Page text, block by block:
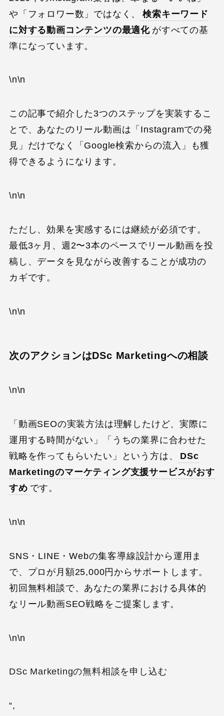
や「フォロワー数」ではなく、
検索キーワード
に対する動画コンテンツの最適化 がすべての基
準になっています。
\n\n
この記事で紹介した3つのステップを実装するこ
とで、あなたのリール動画は「Instagramでの発
見」だけでなく「Google検索からの流入」も獲
得できるようになります。
\n\n
ただし、効果を実感するには継続が必須です。
最低3ヶ月、週2〜3本のペースでリール動画を投
稿し、データを見ながら改善することが成功の
カギです。
\n\n
次のアクションはDSc Marketingへの相談
\n\n
「動画SEOの実装方法は理解したけど、実際に
運用する時間がない」「うちの業界に合わせた
戦略を作ってもらいたい」という方は、
DSc
Marketingのマーケティング支援サービスがおす
すめ です。
\n\n
SNS・LINE・Webの集客導線設計から運用ま
で、プロが月額25,000円からサポートします。
初回無料相談で、あなたの業界における具体的
なリール動画SEO戦略をご提案します。
\n\n
DSc Marketingの無料相談を申し込む
“,